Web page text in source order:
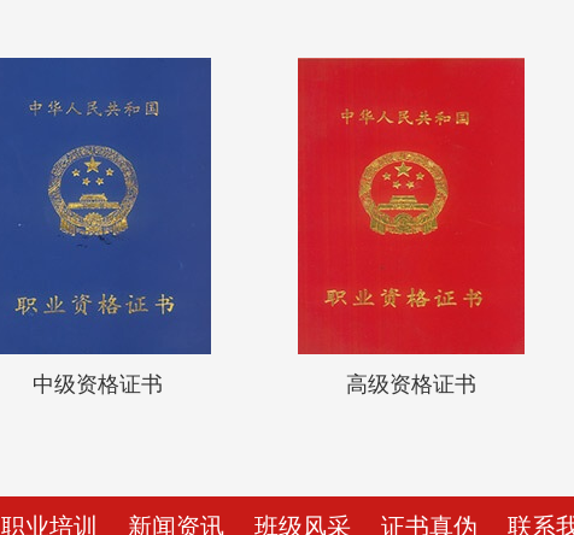
中级资格证书 高级资格证书
职业培训 新闻资讯 班级风采 证书真伪 联系